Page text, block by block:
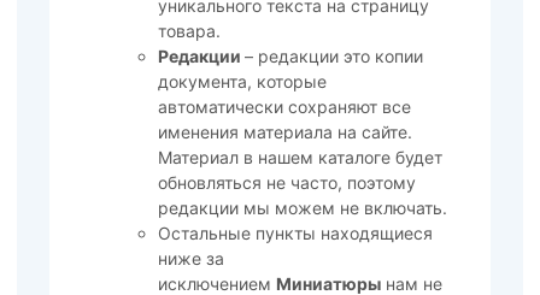
уникального текста на страницу
товара.
Редакции – редакции это копии
документа, которые
автоматически сохраняют все
именения материала на сайте.
Материал в нашем каталоге будет
обновляться не часто, поэтому
редакции мы можем не включать.
Остальные пункты находящиеся
ниже за
исключением Миниатюрынам не